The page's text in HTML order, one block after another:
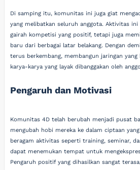
Di samping itu, komunitas ini juga giat
yang melibatkan seluruh anggota. Aktivitas ini
gairah kompetisi yang positif, tetapi juga
baru dari berbagai latar belakang. Dengan
terus berkembang, membangun jaringan
karya-karya yang layak dibanggakan oleh
Pengaruh dan Motivasi
Komunitas 4D telah berubah menjadi pusat
mengubah hobi mereka ke dalam ciptaan
beragam aktivitas seperti training, seminar,
dapat menemukan tempat untuk
Pengaruh positif yang dihasilkan sangat